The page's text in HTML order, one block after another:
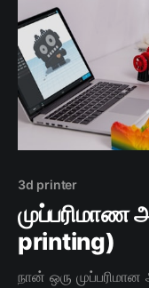
3d printer
முப்பரிமாண
printing)
நான் ஒரு